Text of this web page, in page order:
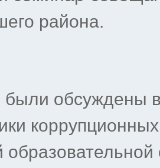
района.
были обсуждены